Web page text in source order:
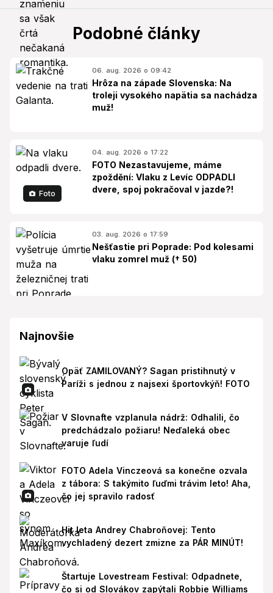
Podobné články
06. aug. 2026 o 09:42
Hrôza na západe Slovenska: Na
troleji vysokého napätia sa nachádza
muž!
Foto
04. aug. 2026 o 17:22
FOTO Nezastavujeme, máme
zpoždění: Vlaku z Levíc ODPADLI
dvere, spoj pokračoval v jazde?!
03. aug. 2026 o 17:59
Nešťastie pri Poprade: Pod kolesami
vlaku zomrel muž († 50)
Najnovšie
Opäť ZAMILOVANÝ? Sagan pristihnutý v
Paríži s jednou z najsexi športovkýň! FOTO
V Slovnafte vzplanula nádrž: Odhalili, čo
predchádzalo požiaru! Neďaleká obec
varuje ľudí
FOTO Adela Vinczeová sa konečne ozvala
z tábora: S takýmito ľuďmi trávim leto! Aha,
čo jej spravilo radosť
Hit leta Andrey Chabroňovej: Tento
vychladený dezert zmizne za PÁR MINÚT!
Štartuje Lovestream Festival: Odpadnete,
čo si od Slovákov zapýtali Robbie Williams